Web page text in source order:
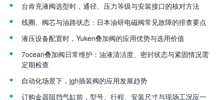
台肯充液阀选型时，通径、压力等级与安装接口的核对方法
线圈、阀芯与油路状态：日本油研电磁阀常见故障的排查要点
液压设备配置时，Yuken叠加阀的应用优势与选用价值
7ocean叠加阀日常维护：油液清洁度、密封状态与紧固情况需
定期检查
自动化场景下，jgh插装阀的应用发展趋势
订购金器阻挡气缸前，型号、行程、安装尺寸与现场工况应一